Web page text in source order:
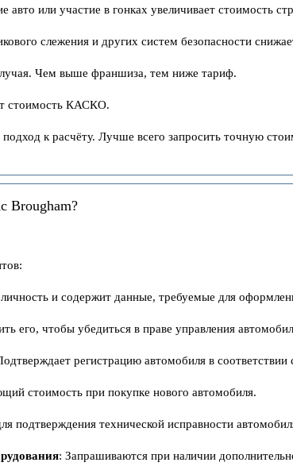
авто или участие в гонках увеличивает стоимость
слежения и других систем безопасности
Чем выше франшиза, тем ниже тариф.
стоимость КАСКО.
к расчёту. Лучше всего запросить точную
Brougham?
личность и содержит данные, требуемые для
его, чтобы убедиться в праве управления
регистрацию автомобиля в
стоимость при покупке нового автомобиля.
подтверждения технической исправности
: Запрашиваются при наличии